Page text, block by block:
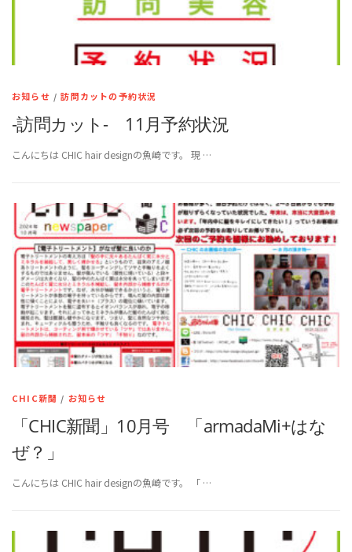
お知らせ /訪問カットの予約状況
-訪問カット- 11月予約状況
こんにちは CHIC hair designの魚崎です。 現 …
CHIC新聞 / お知らせ
「CHIC新聞」10月号 「armadaMi+はな
ぜ？」
こんにちは CHIC hair designの魚崎です。 「 …